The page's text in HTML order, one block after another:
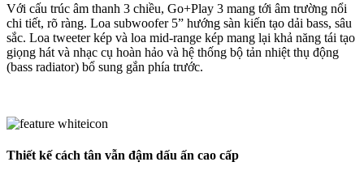
Với cấu trúc âm thanh 3 chiều, Go+Play 3 mang tới âm trường nổi
chi tiết, rõ ràng. Loa subwoofer 5” hướng sàn kiến tạo dải bass, sâu
sắc. Loa tweeter kép và loa mid-range kép mang lại khả năng tái tạo
giọng hát và nhạc cụ hoàn hảo và hệ thống bộ tản nhiệt thụ động
(bass radiator) bổ sung gắn phía trước.
Thiết kế cách tân vẫn đậm dấu ấn cao cấp